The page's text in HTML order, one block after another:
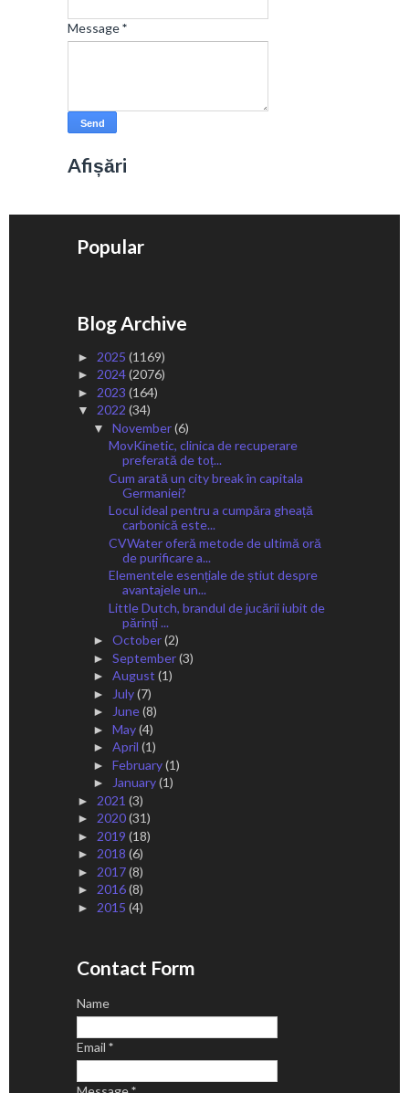
Message*
Afișări
Popular
Blog Archive
► 2025 (1169)
► 2024(2076)
► 2023 (164)
▼ 2022 (34)
▼ November(6)
MovKinetic, clinica de recuperare
preferată de toț...
Cum arată un city break în capitala
Germaniei?
Locul ideal pentru a cumpăra gheață
carbonică este...
CVWater oferă metode de ultimă oră
de purificare a...
Elementele esențiale de știut despre
avantajele un...
Little Dutch, brandul de jucării iubit de
părinți ...
► October(2)
► September(3)
► August (1)
► July(7)
► June(8)
► May(4)
► April (1)
► February(1)
► January(1)
► 2021 (3)
► 2020(31)
► 2019 (18)
► 2018 (6)
► 2017(8)
► 2016(8)
► 2015 (4)
Contact Form
Name
Email *